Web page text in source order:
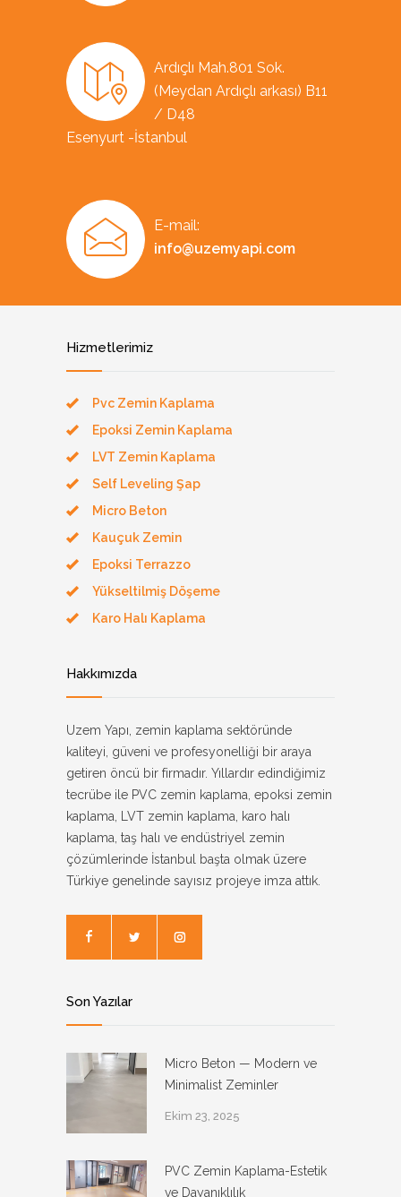
Ardıçlı Mah.801 Sok.
(Meydan Ardıçlı arkası) B11
/ D48
Esenyurt -İstanbul
E-mail:
info@uzemyapi.com
Hizmetlerimiz
Pvc Zemin Kaplama
Epoksi Zemin Kaplama
LVT Zemin Kaplama
Self Leveling Şap
Micro Beton
Kauçuk Zemin
Epoksi Terrazzo
Yükseltilmiş Döşeme
Karo Halı Kaplama
Hakkımızda
Uzem Yapı, zemin kaplama sektöründe
kaliteyi, güveni ve profesyonelliği bir araya
getiren öncü bir firmadır. Yıllardır edindiğimiz
tecrübe ile PVC zemin kaplama, epoksi zemin
kaplama, LVT zemin kaplama, karo halı
kaplama, taş halı ve endüstriyel zemin
çözümlerinde İstanbul başta olmak üzere
Türkiye genelinde sayısız projeye imza attık.
Son Yazılar
Micro Beton — Modern ve
Minimalist Zeminler
Ekim 23, 2025
PVC Zemin Kaplama-Estetik
ve Dayanıklılık